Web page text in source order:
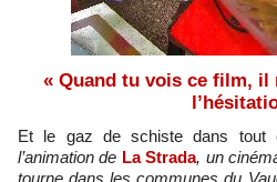
« Quand tu vois ce film, il
Et le gaz de schiste dans
l’animation de La Strada, un
tourne dans les communes du